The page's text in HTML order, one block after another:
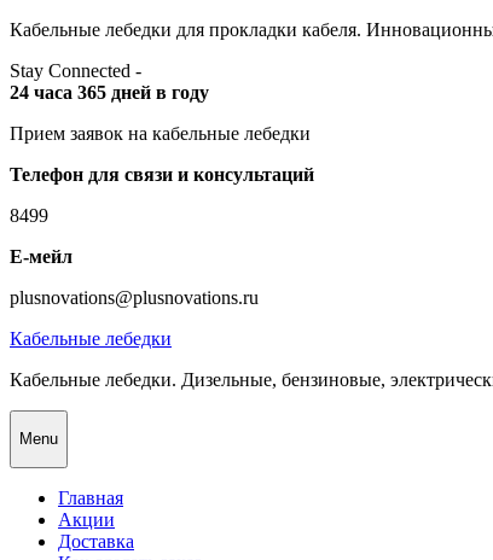
Skip
content
Кабельные лебедки для прокладки кабеля.
Stay Connected -
24 часа 365 дней в году
Прием заявок на кабельные лебедки
Телефон для связи и консультаций
8499
Е-мейл
plusnovations@plusnovations.ru
Кабельные лебедки
Кабельные лебедки. Дизельные, бензиновые,
Menu
Главная
Акции
Доставка